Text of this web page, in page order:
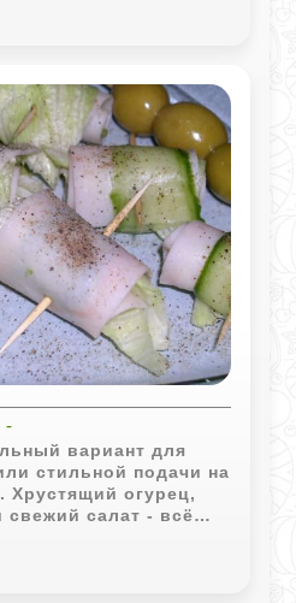
ему
вариант для
стильной подачи на
Хрустящий огурец,
свежий салат - всё
рулетики,
руками. А оливки